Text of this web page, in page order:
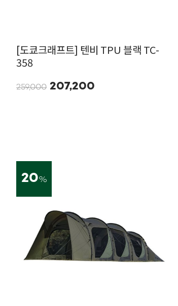
[도쿄크래프트] 텐비 TPU 블랙 TC-
358
259,000 207,200
20%